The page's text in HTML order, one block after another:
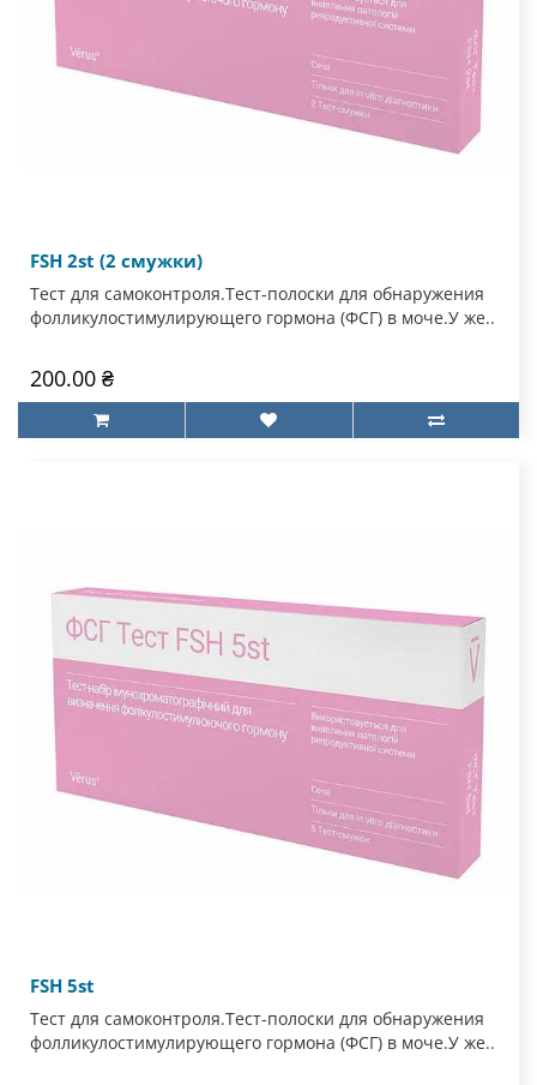
FSH 2st (2 смужки)
Тест для самоконтроля.Тест-полоски для обнаружения
фолликулостимулирующего гормона (ФСГ) в моче.У же..
200.00 ₴
FSH 5st
Тест для самоконтроля.Тест-полоски для обнаружения
фолликулостимулирующего гормона (ФСГ) в моче.У же..